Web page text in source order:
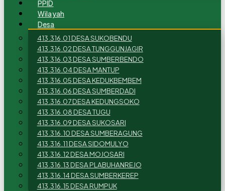
PPID
Wilayah
Desa
413.316.01 DESA SUKOBENDU
413.316.02 DESA TUNGGUNJAGIR
413.316.03 DESA SUMBERBENDO
413.316.04 DESA MANTUP
413.316.05 DESA KEDUKBEMBEM
413.316.06 DESA SUMBERDADI
413.316.07 DESA KEDUNGSOKO
413.316.08 DESA TUGU
413.316.09 DESA SUKOSARI
413.316.10 DESA SUMBERAGUNG
413.316.11 DESA SIDOMULYO
413.316.12 DESA MOJOSARI
413.316.13 DESA PLABUHANREJO
413.316.14 DESA SUMBERKEREP
413.316.15 DESA RUMPUK